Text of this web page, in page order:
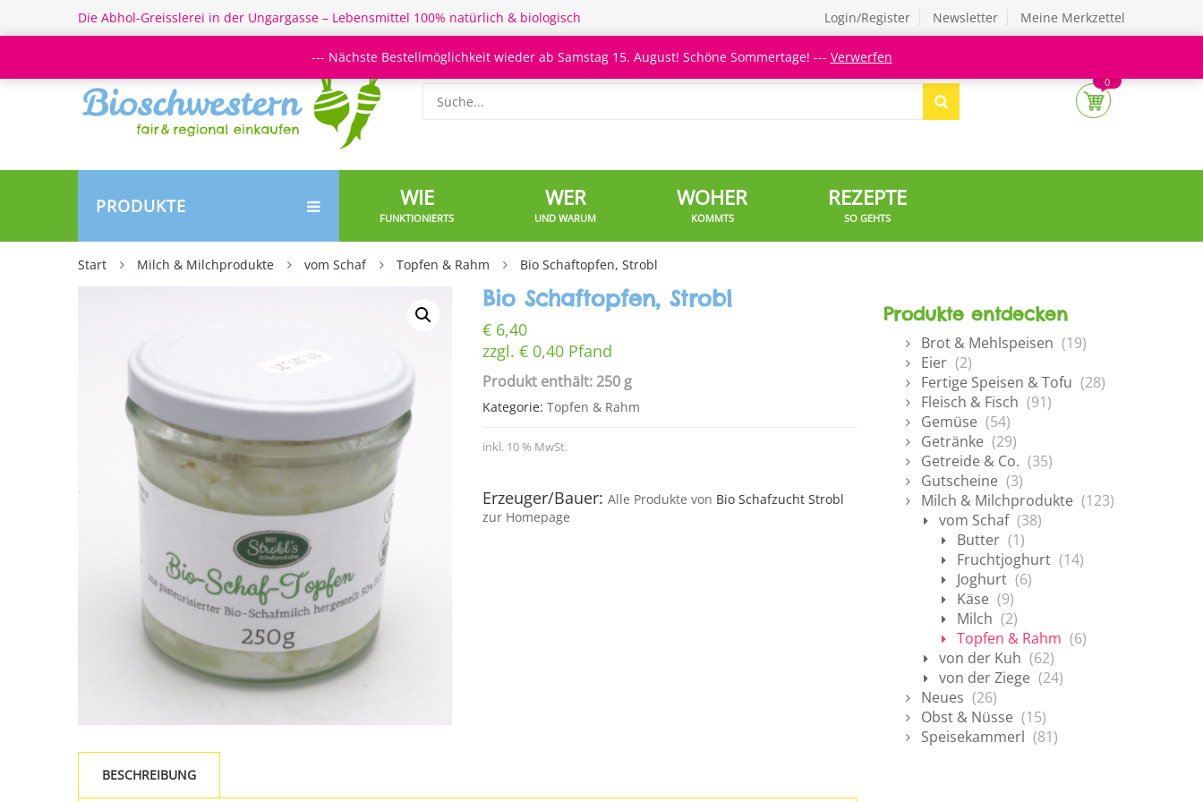
Die Abhol-Greisslerei in der Ungargasse – Lebensmittel 100% natürlich & biologisch Login/Register Newsletter Meine Merkzettel
0
PRODUKTE WIE
FUNKTIONIERTS
WER
UND WARUM
WOHER
KOMMTS
REZEPTE
SO GEHTS
Start Milch & Milchprodukte vom Schaf Topfen & Rahm Bio Schaftopfen, Strobl
Bio Schaftopfen, Strobl
€ 6,40
zzgl.€ 0,40 Pfand
Produkt enthält: 250 g
Kategorie:Topfen & Rahm
inkl. 10 % MwSt.
Erzeuger/Bauer:Alle Produkte von Bio Schafzucht Strobl
zur Homepage
BESCHREIBUNG
Produkte entdecken
Brot & Mehlspeisen (19)
Eier (2)
Fertige Speisen & Tofu (28)
Fleisch & Fisch (91)
Gemüse (54)
Getränke (29)
Getreide & Co. (35)
Gutscheine (3)
Milch & Milchprodukte (123)
vom Schaf (38)
Butter (1)
Fruchtjoghurt (14)
Joghurt (6)
Käse (9)
Milch (2)
Topfen & Rahm (6)
von der Kuh (62)
von der Ziege (24)
Neues (26)
Obst & Nüsse (15)
Speisekammerl (81)
--- Nächste Bestellmöglichkeit wieder ab Samstag 15. August! Schöne Sommertage! --- Verwerfen